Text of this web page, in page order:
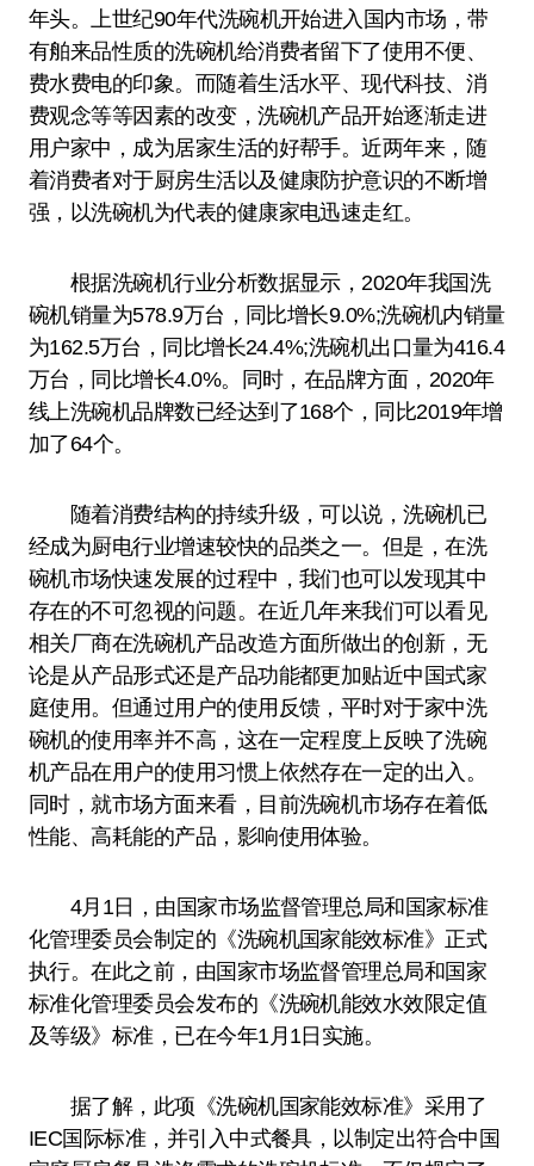
年头。上世纪90年代洗碗机开始进入国内市场，带
有舶来品性质的洗碗机给消费者留下了使用不便、
费水费电的印象。而随着生活水平、现代科技、消
费观念等等因素的改变，洗碗机产品开始逐渐走进
用户家中，成为居家生活的好帮手。近两年来，随
着消费者对于厨房生活以及健康防护意识的不断增
强，以洗碗机为代表的健康家电迅速走红。
根据洗碗机行业分析数据显示，2020年我国洗
碗机销量为578.9万台，同比增长9.0%;洗碗机内销量
为162.5万台，同比增长24.4%;洗碗机出口量为416.4
万台，同比增长4.0%。同时，在品牌方面，2020年
线上洗碗机品牌数已经达到了168个，同比2019年增
加了64个。
随着消费结构的持续升级，可以说，洗碗机已
经成为厨电行业增速较快的品类之一。但是，在洗
碗机市场快速发展的过程中，我们也可以发现其中
存在的不可忽视的问题。在近几年来我们可以看见
相关厂商在洗碗机产品改造方面所做出的创新，无
论是从产品形式还是产品功能都更加贴近中国式家
庭使用。但通过用户的使用反馈，平时对于家中洗
碗机的使用率并不高，这在一定程度上反映了洗碗
机产品在用户的使用习惯上依然存在一定的出入。
同时，就市场方面来看，目前洗碗机市场存在着低
性能、高耗能的产品，影响使用体验。
4月1日，由国家市场监督管理总局和国家标准
化管理委员会制定的《洗碗机国家能效标准》正式
执行。在此之前，由国家市场监督管理总局和国家
标准化管理委员会发布的《洗碗机能效水效限定值
及等级》标准，已在今年1月1日实施。
据了解，此项《洗碗机国家能效标准》采用了
IEC国际标准，并引入中式餐具，以制定出符合中国